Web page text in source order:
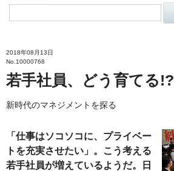
2018年08月13日
No.10000768
若手社員、どう育てる!?
新時代のマネジメントを探る
「仕事はソコソコに、プライベー
トを充実させたい」。こう考える
若手社員が増えているようだ。日